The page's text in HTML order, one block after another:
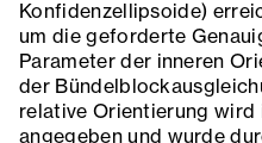
Konfidenzellipsoide)
um die geforderte
Parameter der inneren
der
relative Orientierung wird
angegeben und wurde